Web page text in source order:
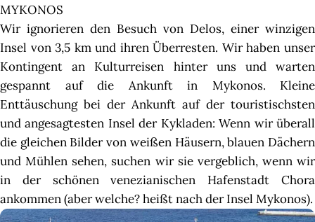
MYKONOS
Wir ignorieren den Besuch von Delos, einer winzigen
Insel von 3,5 km und ihren Überresten. Wir haben unser
Kontingent an Kulturreisen hinter uns und warten
gespannt auf die Ankunft in Mykonos. Kleine
Enttäuschung bei der Ankunft auf der touristischsten
und angesagtesten Insel der Kykladen: Wenn wir überall
die gleichen Bilder von weißen Häusern, blauen Dächern
und Mühlen sehen, suchen wir sie vergeblich, wenn wir
in der schönen venezianischen Hafenstadt Chora
ankommen (aber welche? heißt nach der Insel Mykonos).